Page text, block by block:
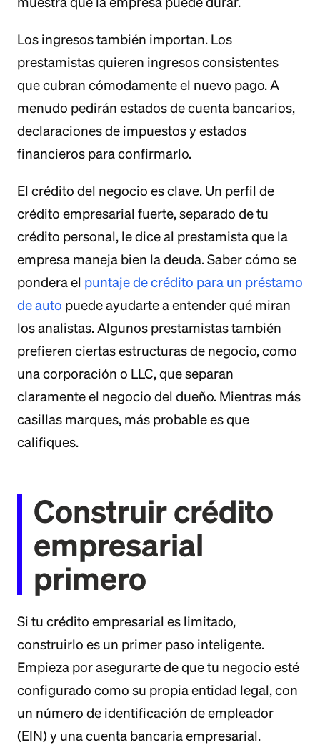
Los ingresos también importan. Los
prestamistas quieren ingresos consistentes
que cubran cómodamente el nuevo pago. A
menudo pedirán estados de cuenta bancarios,
declaraciones de impuestos y estados
financieros para confirmarlo.
El crédito del negocio es clave. Un perfil de
crédito empresarial fuerte, separado de tu
crédito personal, le dice al prestamista que la
empresa maneja bien la deuda. Saber cómo se
pondera el puntaje de crédito para un préstamo
de auto puede ayudarte a entender qué miran
los analistas. Algunos prestamistas también
prefieren ciertas estructuras de negocio, como
una corporación o LLC, que separan
claramente el negocio del dueño. Mientras más
casillas marques, más probable es que
califiques.
Construir crédito
empresarial
primero
Si tu crédito empresarial es limitado,
construirlo es un primer paso inteligente.
Empieza por asegurarte de que tu negocio esté
configurado como su propia entidad legal, con
un número de identificación de empleador
(EIN) y una cuenta bancaria empresarial.